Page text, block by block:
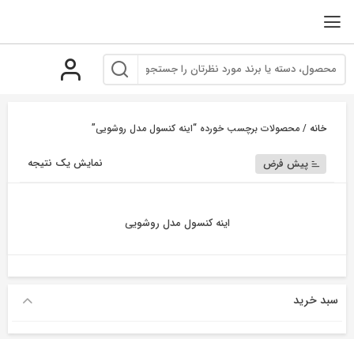
خانه / محصولات برچسب خورده “اینه کنسول مدل روشویی”
نمایش یک نتیجه پیش فرض
اینه کنسول مدل روشویی
سبد خرید